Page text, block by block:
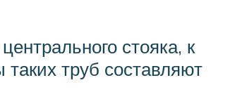
стояка, к
труб составляют